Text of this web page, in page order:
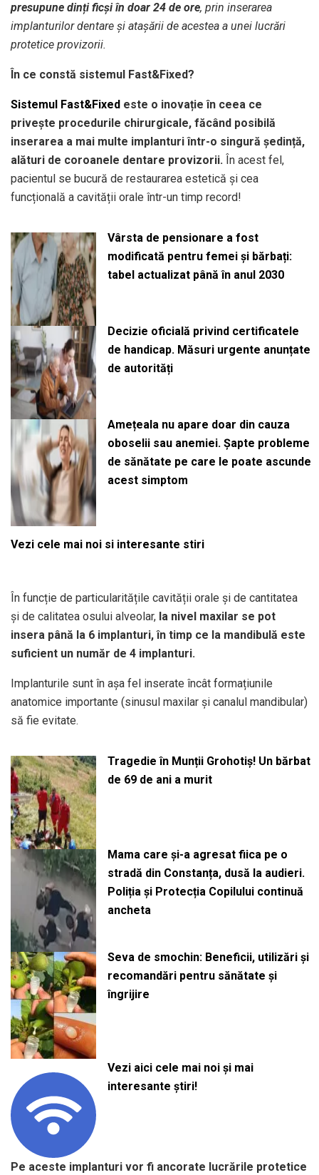
presupune dinți ficși în doar 24 de ore, prin inserarea
implanturilor dentare și atașării de acestea a unei lucrări
protetice provizorii.
În ce constă sistemul Fast&Fixed?
Sistemul Fast&Fixed este o inovație în ceea ce
privește procedurile chirurgicale, făcând posibilă
inserarea a mai multe implanturi într-o singură ședință,
alături de coroanele dentare provizorii. În acest fel,
pacientul se bucură de restaurarea estetică și cea
funcțională a cavității orale într-un timp record!
Vârsta de pensionare a fost
modificată pentru femei și bărbați:
tabel actualizat până în anul 2030
Decizie oficială privind certificatele
de handicap. Măsuri urgente anunțate
de autorități
Amețeala nu apare doar din cauza
oboselii sau anemiei. Șapte probleme
de sănătate pe care le poate ascunde
acest simptom
Vezi cele mai noi si interesante stiri
În funcție de particularitățile cavității orale și de cantitatea
și de calitatea osului alveolar, la nivel maxilar se pot
insera până la 6 implanturi, în timp ce la mandibulă este
suficient un număr de 4 implanturi.
Implanturile sunt în așa fel inserate încât formațiunile
anatomice importante (sinusul maxilar și canalul mandibular)
să fie evitate.
Tragedie în Munții Grohotiș! Un bărbat
de 69 de ani a murit
Mama care și-a agresat fiica pe o
stradă din Constanța, dusă la audieri.
Poliția și Protecția Copilului continuă
ancheta
Seva de smochin: Beneficii, utilizări și
recomandări pentru sănătate și
îngrijire
Vezi aici cele mai noi și mai
interesante știri!
Pe aceste implanturi vor fi ancorate lucrările protetice